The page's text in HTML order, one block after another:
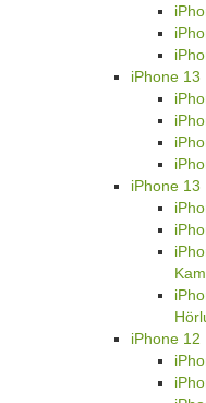
iPhone
iPhone
iPhone